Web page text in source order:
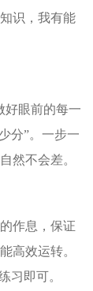
识，我有能
好眼前的每一
分”。一步一
然不会差。
作息，保证
高效运转。
习即可。